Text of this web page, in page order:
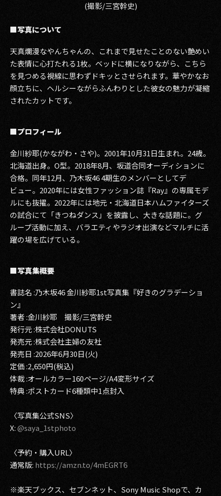
2018
2017
2013
2012
2011
2010
(撮影/三宮幹史)
■写真について
天真爛漫なやんちゃんの、これまで見せたことのない艶めい
た表情に心打たれる1枚。ベッドに横になりながら、こちら
を見つめる視線に思わずドキッとさせられます。華やかなお
顔立ちに、ヘルシーながらふんわりとした彼女の魅力が凝縮
されたカットです。
■プロフィール
金川紗耶(かながわ・さや)。2001年10月31日生まれ。24歳。
北海道出身。O型。2018年8月、坂道合同オーディションに
合格。同年12月、乃木坂46 4期生のメンバーとしてデ
ビュー。2020年には女性ファッション誌『Ray』の専属モデ
ルにも抜擢。2022年には地元・北海道日本ハムファイターズ
の試合にて「きつねダンス」を披露し、大きな話題に。グ
ループ活動に加え、バラエティやラジオ出演などマルチに活
躍の場を広げている。
■写真集概要
書誌名 :乃木坂46 金川紗耶1st写真集『好きのグラデーショ
ン』
著者 :金川紗耶 撮影/三宮幹史
発行元 :株式会社DONUTS
発売元 :株式会社主婦の友社
発売日 :2026年6月30日(火)
定価 :2,650円(税込)
体裁 :オールカラー160ページ/A4変形サイズ
特典 :ポストカード6種類中1点封入
〈写真集公式SNS〉
X:@saya_1stphoto
〈予約・購入URL〉
通常版: https://amzn.to/4mEGRT6
※楽天ブックス、セブンネット、Sony Music Shopで、カ